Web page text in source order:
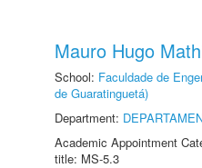
Mauro Hugo
School: Faculdade de
de Guaratinguetá)
Department:
Academic Appointment
title: MS-5.3